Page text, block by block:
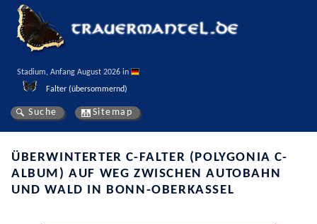
Stadium, Anfang August 2026 in
Falter (übersommernd)
Suche Sitemap
ÜBERWINTERTER C-FALTER (POLYGONIA C-
ALBUM) AUF WEG ZWISCHEN AUTOBAHN
UND WALD IN BONN-OBERKASSEL